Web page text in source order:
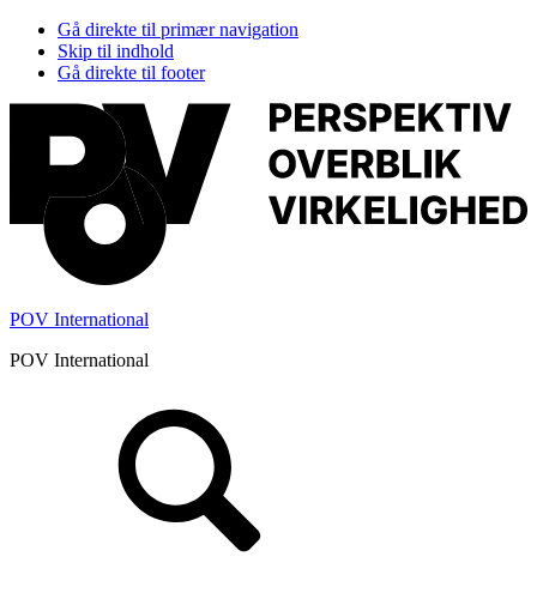
Gå direkte til primær navigation
Skip til indhold
Gå direkte til footer
POV International
POV International